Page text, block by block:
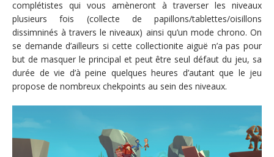
complétistes qui vous amèneront à traverser les niveaux
plusieurs fois (collecte de papillons/tablettes/oisillons
dissimninés à travers le niveaux) ainsi qu’un mode chrono. On
se demande d’ailleurs si cette collectionite aiguë n’a pas pour
but de masquer le principal et peut être seul défaut du jeu, sa
durée de vie d’à peine quelques heures d’autant que le jeu
propose de nombreux chekpoints au sein des niveaux.